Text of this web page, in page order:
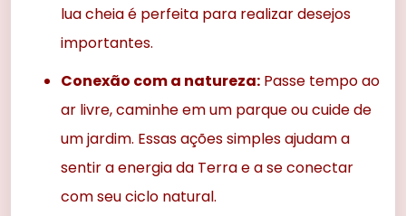
lua cheia é perfeita para realizar desejos
importantes.
Conexão com a natureza: Passe tempo ao
ar livre, caminhe em um parque ou cuide de
um jardim. Essas ações simples ajudam a
sentir a energia da Terra e a se conectar
com seu ciclo natural.